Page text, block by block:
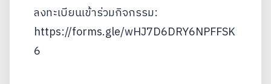
ลงทะเบียนเข้าร่วมกิจกรรม:
https://forms.gle/wHJ7D6DRY6NPFFSK
6